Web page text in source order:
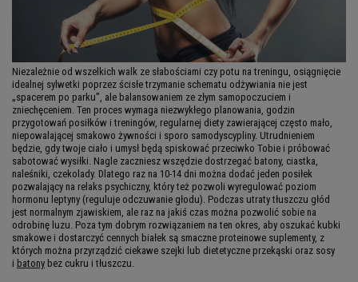
Niezależnie od wszelkich walk ze słabościami czy potu na treningu, osiągnięcie
idealnej sylwetki poprzez ścisłe trzymanie schematu odżywiania nie jest
„spacerem po parku”, ale balansowaniem ze złym samopoczuciem i
zniechęceniem. Ten proces wymaga niezwykłego planowania, godzin
przygotowań posiłków i treningów, regularnej diety zawierającej często mało,
niepowalającej smakowo żywności i sporo samodyscypliny. Utrudnieniem
będzie, gdy twoje ciało i umysł będą spiskować przeciwko Tobie i próbować
sabotować wysiłki. Nagle zaczniesz wszędzie dostrzegać batony, ciastka,
naleśniki, czekolady. Dlatego raz na 10-14 dni można dodać jeden posiłek
pozwalający na relaks psychiczny, który też pozwoli wyregulować poziom
hormonu leptyny (reguluje odczuwanie głodu). Podczas utraty tłuszczu głód
jest normalnym zjawiskiem, ale raz na jakiś czas można pozwolić sobie na
odrobinę luzu. Poza tym dobrym rozwiązaniem na ten okres, aby oszukać kubki
smakowe i dostarczyć cennych białek są smaczne proteinowe suplementy, z
których można przyrządzić ciekawe szejki lub dietetyczne przekąski oraz sosy
i batony bez cukru i tłuszczu.